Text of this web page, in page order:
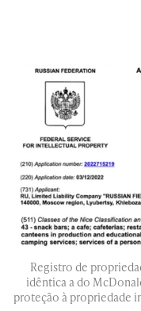
Registro de
idêntica a do
proteção à propriedade